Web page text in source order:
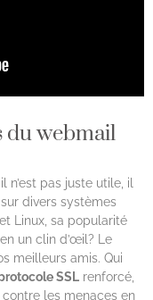
du webmail
pas juste utile, il
divers systèmes
Linux, sa popularité
un clin d’œil? Le
meilleurs amis. Qui
SSL renforcé,
les menaces en